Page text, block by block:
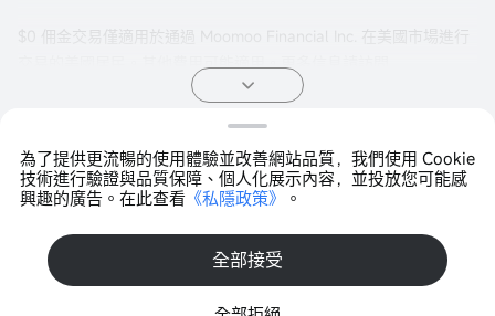
為了提供更流暢的使用體驗並改善網站品質，我們使用 Cookie
技術進行驗證與品質保障、個人化展示內容，並投放您可能感
興趣的廣告。在此查看 《私隱政策》 。
全部接受
$0 佣金交易僅適用於通過 Moomoo Financial Inc. 在美國市場進行
交易的美國居民。其他費用可能適用。更多信息請訪問
。
權交易策略之前，閱讀《標準化期權的特徵與風險》非常重要。期
權交易通常很複雜，並可能在相對較短的時間內導致損失全部投
始投資金額。任何聲明的證明文件（如適用）將應要求提供。
投資產品不受聯邦存款保險公司 (FDIC) 保險，不是銀行存款，並可
Copyright © 2026 Moomoo Technologies Inc. 版權所有